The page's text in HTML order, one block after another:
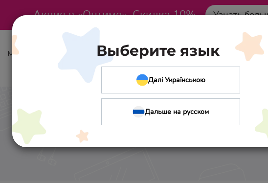
Акция в «Оптиме». Скидка 10% Узнать
Меню
Гайова Ирина
Выберите язык
Далі Українською
Дальше на русском